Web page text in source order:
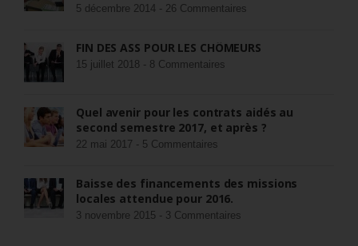
5 décembre 2014 - 26 Commentaires
FIN DES ASS POUR LES CHÔMEURS
15 juillet 2018 - 8 Commentaires
Quel avenir pour les contrats aidés au
second semestre 2017, et après ?
22 mai 2017 - 5 Commentaires
Baisse des financements des missions
locales attendue pour 2016.
3 novembre 2015 - 3 Commentaires